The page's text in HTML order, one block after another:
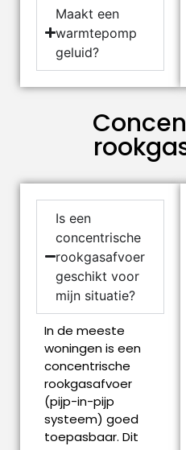
Maakt een
warmtepomp
geluid?
Is een
concentrische
rookgasafvoer
geschikt voor
mijn situatie?
In de meeste
woningen is een
concentrische
rookgasafvoer
(pijp-in-pijp
systeem) goed
toepasbaar. Dit